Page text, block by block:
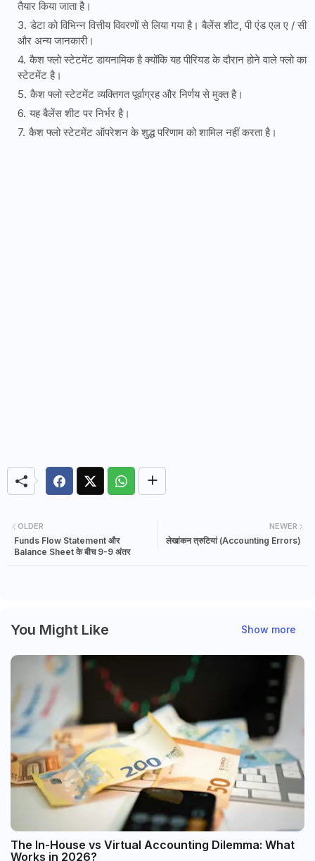
तैयार किया जाता है।
डेटा को विभिन्न वित्तीय विवरणों से लिया गया है। बैलेंस शीट, पी एंड एल ए / सी
और अन्य जानकारी।
कैश फ्लो स्टेटमेंट डायनामिक है क्योंकि यह पीरियड के दौरान होने वाले फ्लो का
स्टेटमेंट है।
कैश फ्लो स्टेटमेंट व्यक्तिगत पूर्वाग्रह और निर्णय से मुक्त है।
यह बैलेंस शीट पर निर्भर है।
कैश फ्लो स्टेटमेंट ऑपरेशन के शुद्ध परिणाम को शामिल नहीं करता है।
NEWER
लेखांकन त्रुटियां (Accounting Errors)
OLDER
Funds Flow Statement और
Balance Sheet के बीच 9-9 अंतर
You Might Like Show more
The In-House vs Virtual Accounting Dilemma: What
Works in 2026?